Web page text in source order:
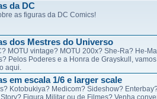
da DC
as figuras da DC Comics!
dos Mestres do Universo
MOTU vintage? MOTU 200x? She-Ra? He-
Pelos Poderes e a Honra de Grayskull,
aqui.
em escala 1/6 e larger scale
Kotobukiya? Medicom? Sideshow?
Figura Militar ou de Filmes? Venha